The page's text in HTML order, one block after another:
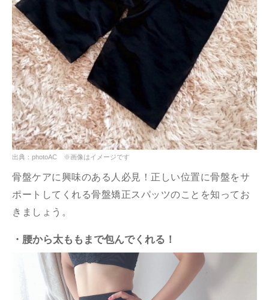
出典：photoAC ※画像はイメージです
骨盤ケアに興味のある人必見！正しい位置に骨盤をサ
ポートしてくれる骨盤矯正スパッツのことを知ってお
きましょう。
・腰から太ももまで包んでくれる！